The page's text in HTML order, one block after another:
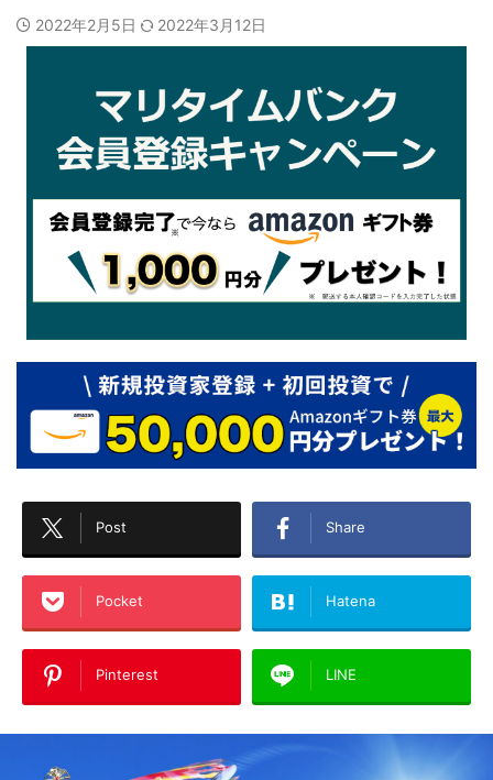
2022年2月5日 2022年3月12日
Post Share
Pocket Hatena
Pinterest LINE